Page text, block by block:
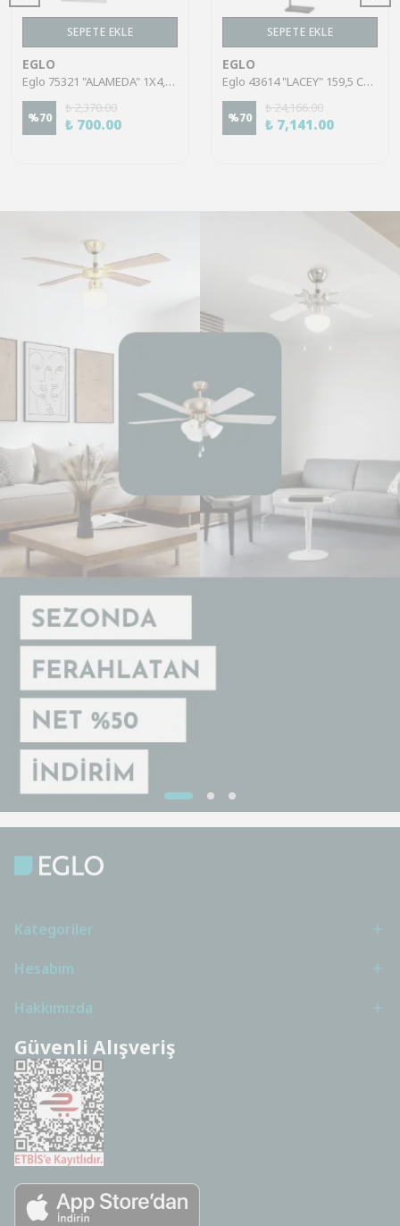
SEPETE EKLE
EGLO
Eglo 75321 "ALAMEDA" 1X4,5W Çelik Nikel Mat Sıva Üstü Spot
%70
₺ 2,370.00
₺ 700.00
SEPETE EKLE
EGLO
Eglo 43614 "LACEY" 159,5 Cm Yüksekliğinde Çelik, Ahşap Köşe Lambası Lambader
%70
₺ 24,166.00
₺ 7,141.00
Kategoriler
Hesabım
Hakkımızda
Güvenli Alışveriş